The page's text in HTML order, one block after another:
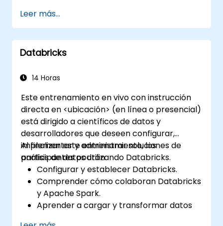
Leer más...
Databricks
14 Horas
Este entrenamiento en vivo con instrucción
directa en <ubicación> (en línea o presencial)
está dirigido a científicos de datos y
desarrolladores que deseen configurar,
implementar y administrar soluciones de
análisis de datos utilizando Databricks.
Al finalizar este entrenamiento, los
participantes podrán:
Configurar y establecer Databricks.
Comprender cómo colaboran Databricks
y Apache Spark.
Aprender a cargar y transformar datos